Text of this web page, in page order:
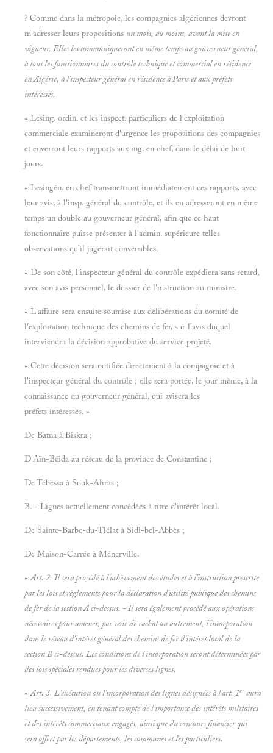
? Comme dans la métropole, les compagnies algériennes devront
m'adresser leurs propositions un mois, au moins, avant la mise en
vigueur. Elles les communiqueront en même temps au gouverneur général,
à tous les fonctionnaires du contrôle technique et commercial en résidence
en Algérie, à l'inspecteur général en résidence à Paris et aux préfets
intéressés.
« Lesing. ordin. et les inspect. particuliers de l'exploitation
commerciale examineront d'urgence les propositions des compagnies
et enverront leurs rapports aux ing. en chef, dans le délai de huit
jours.
« Lesingén. en chef transmettront immédiatement ces rapports, avec
leur avis, à l'insp. général du contrôle, et ils en adresseront en même
temps un double au gouverneur général, afin que ce haut
fonctionnaire puisse présenter à l'admin. supérieure telles
observations qu'il jugerait convenables.
« De son côté, l'inspecteur général du contrôle expédiera sans retard,
avec son avis personnel, le dossier de l'instruction au ministre.
« L'affaire sera ensuite soumise aux délibérations du comité de
l'exploitation technique des chemins de fer, sur l'avis duquel
interviendra la décision approbative du service projeté.
« Cette décision sera notifiée directement à la compagnie et à
l'inspecteur général du contrôle ; elle sera portée, le jour même, à la
connaissance du gouverneur général, qui avisera les
préfets intéressés. »
De Batna à Biskra ;
D'Aïn-Béida au réseau de la province de Constantine ;
De Tébessa à Souk-Ahras ;
B. - Lignes actuellement concédées à titre d'intérêt local.
De Sainte-Barbe-du-Tlélat à Sidi-bel-Abbès ;
De Maison-Carrée à Ménerville.
«Art. 2. Il sera procédé à l'achèvement des études et à l'instruction prescrite
par les lois et règlements pour la déclaration d'utilité publique des chemins
de fer de la section A ci-dessus. - Il sera également procédé aux opérations
nécessaires pour amener, par voie de rachat ou autrement, l'incorporation
dans le réseau d'intérêt général des chemins de fer d'intérêt local de la
section B ci-dessus. Les conditions de l'incorporation seront déterminées par
des lois spéciales rendues pour les diverses lignes.
«Art. 3. L'exécution ou l'incorporation des lignes désignées à l'art. 1er aura
lieu successivement, en tenant compte de l'importance des intérêts militaires
et des intérêts commerciaux engagés, ainsi que du concours financier qui
sera offert par les départements, les communes et les particuliers.